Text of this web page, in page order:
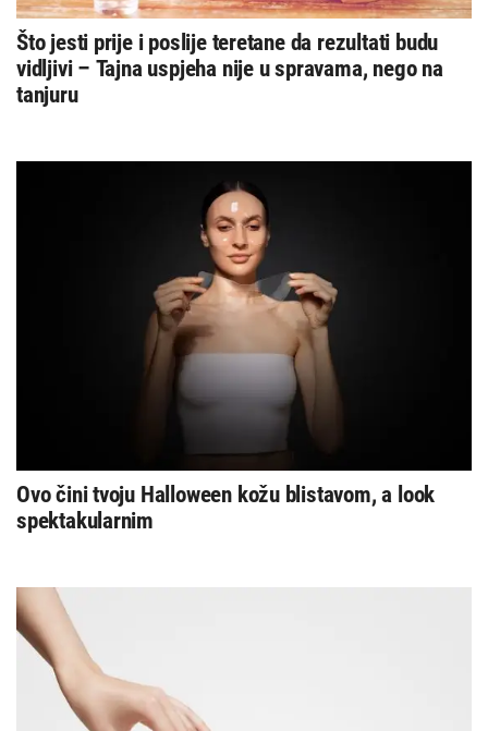
Što jesti prije i poslije teretane da rezultati budu
vidljivi – Tajna uspjeha nije u spravama, nego na
tanjuru
Ovo čini tvoju Halloween kožu blistavom, a look
spektakularnim